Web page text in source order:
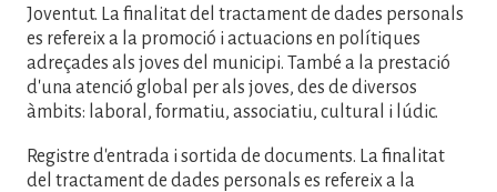
Joventut. La finalitat del tractament de dades personals
es refereix a la promoció i actuacions en polítiques
adreçades als joves del municipi. També a la prestació
d'una atenció global per als joves, des de diversos
àmbits: laboral, formatiu, associatiu, cultural i lúdic.
Registre d'entrada i sortida de documents. La finalitat
del tractament de dades personals es refereix a la